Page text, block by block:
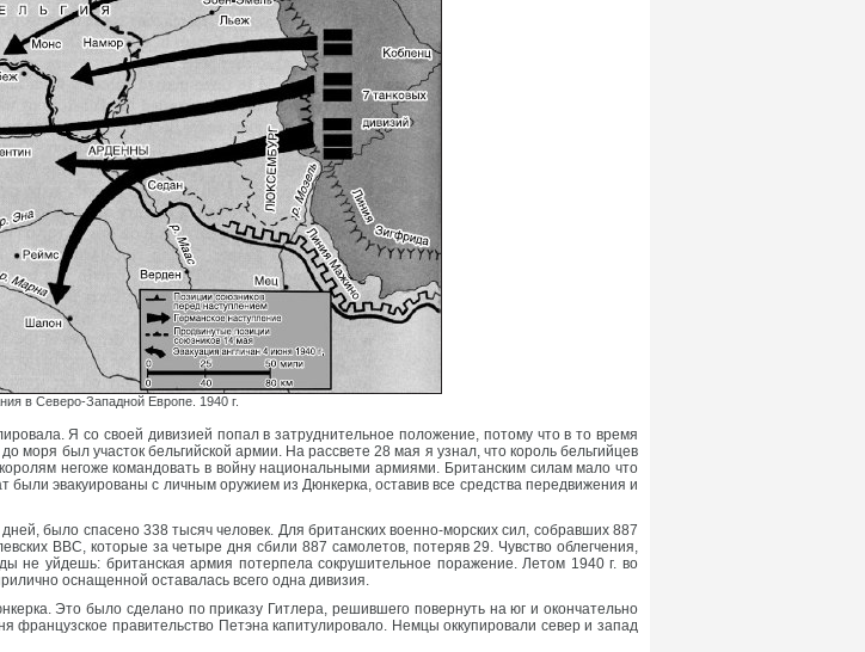
в Северо-Западной Европе. 1940 г.
Я со своей дивизией попал в затруднительное положение, потому что в то время
моря был участок бельгийской армии. На рассвете 28 мая я узнал, что король бельгийцев
негоже командовать в войну национальными армиями. Британским силам мало что
были эвакуированы с личным оружием из Дюнкерка, оставив все средства передвижения и
было спасено 338 тысяч человек. Для британских военно-морских сил, собравших 887
ВВС, которые за четыре дня сбили 887 самолетов, потеряв 29. Чувство облегчения,
не уйдешь: британская армия потерпела сокрушительное поражение. Летом 1940 г. во
оснащенной оставалась всего одна дивизия.
Это было сделано по приказу Гитлера, решившего повернуть на юг и окончательно
правительство Петэна капитулировало. Немцы оккупировали север и запад